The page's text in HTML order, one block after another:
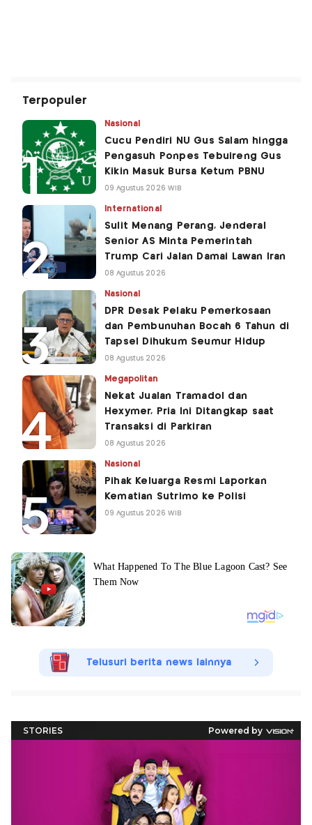
Terpopuler
Nasional
Cucu Pendiri NU Gus Salam hingga
Pengasuh Ponpes Tebuireng Gus
Kikin Masuk Bursa Ketum PBNU
09 Agustus 2026 WIB
International
Sulit Menang Perang, Jenderal
Senior AS Minta Pemerintah
Trump Cari Jalan Damai Lawan Iran
08 Agustus 2026
Nasional
DPR Desak Pelaku Pemerkosaan
dan Pembunuhan Bocah 6 Tahun di
Tapsel Dihukum Seumur Hidup
08 Agustus 2026
Megapolitan
Nekat Jualan Tramadol dan
Hexymer, Pria Ini Ditangkap saat
Transaksi di Parkiran
08 Agustus 2026
Nasional
Pihak Keluarga Resmi Laporkan
Kematian Sutrimo ke Polisi
09 Agustus 2026 WIB
Telusuri berita news lainnya